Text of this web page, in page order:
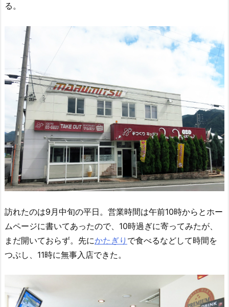
る。
訪れたのは9月中旬の平日。営業時間は午前10時からとホー
ムページに書いてあったので、10時過ぎに寄ってみたが、
まだ開いておらず。先にかたぎり で食べるなどして時間を
つぶし、11時に無事入店できた。